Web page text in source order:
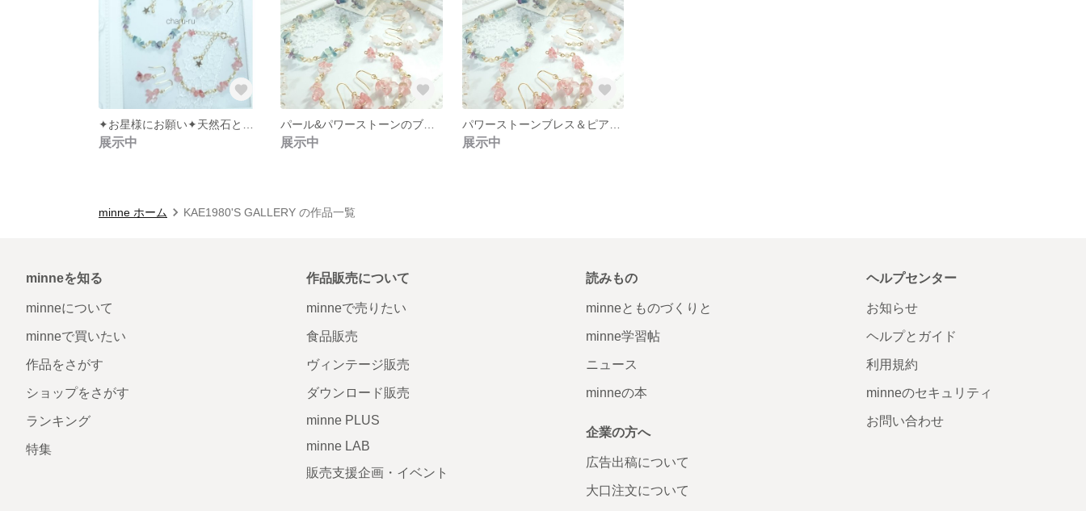
展示中
パール&パワーストーンのブレスとピアス【販売予告】
展示中 展示中
minne ホーム KAE1980'S GALLERY の作品一覧
minneを知る
minneについて
minneで買いたい
作品をさがす
ショップをさがす
ランキング
特集
作品販売について
minneで売りたい
食品販売
ヴィンテージ販売
ダウンロード販売
minne PLUS
minne LAB
販売支援企画・イベント
読みもの
minneとものづくりと
minne学習帖
ニュース
minneの本
企業の方へ
広告出稿について
大口注文について
ヘルプセンター
お知らせ
ヘルプとガイド
利用規約
minneのセキュリティ
お問い合わせ